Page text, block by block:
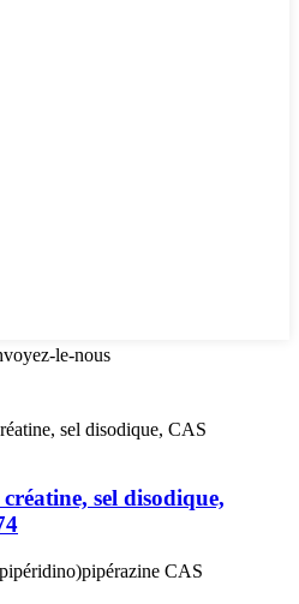
le-nous
sel disodique,